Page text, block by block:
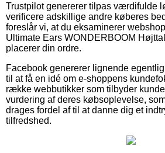
Trustpilot genererer tilpas værdifulde
verificere adskillige andre køberes
foreslår vi, at du eksaminerer
Ultimate Ears WONDERBOOM
placerer din ordre.
Facebook genererer lignende
til at få en idé om e-shoppens
række webbutikker som tilbyder
vurdering af deres købsoplevelse,
drages fordel af til at danne dig et
tilfredshed.